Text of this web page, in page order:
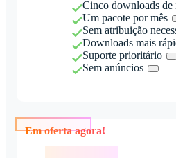
Cinco downloads de
Um pacote por mês
Sem atribuição
Downloads mais
Suporte prioritário
Sem anúncios